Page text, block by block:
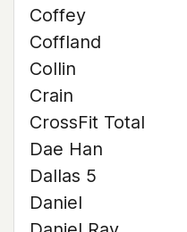
Coffey
Coffland
Collin
Crain
CrossFit Total
Dae Han
Dallas 5
Daniel